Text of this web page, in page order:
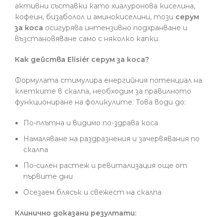
активни съставки като хиалуронова киселина,
кофеин, бизаболол и аминокиселини, този серум
за коса осигурява интензивно подхранване и
възстановяване само с няколко капки.
Как действа Elisiér серум за коса?
Формулата стимулира енергийния потенциал на
клетките в скалпа, необходим за правилното
функциониране на фоликулите. Това води до:
По-плътна и видимо по-здрава коса
Намаляване на раздразнения и зачервявания по
скалпа
По-силен растеж и ревитализация още от
първите дни
Осезаем блясък и свежест на скалпа
Клинично доказани резултати: